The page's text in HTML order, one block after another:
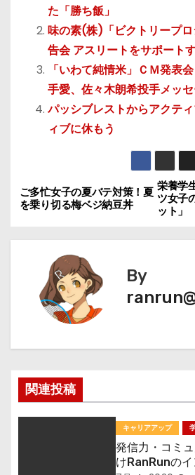
た「勝ち飯」
味の素(株)「ビクトリープ
告会 アスリートをサポート
「いわて純情米」ＣＭ発表
手愛、佐々木朗希投手メッ
パッシブレストからアクテ
ィブに休もう
投
ゲ
シ
ョ
栄養学
ツ女子
ット」
ご多忙女子の夏バテ対策！夏
を乗り切る梅ベジ納豆丼
By
関連投稿
キャリアアップ
発信力・コミ
けRanRunのイ